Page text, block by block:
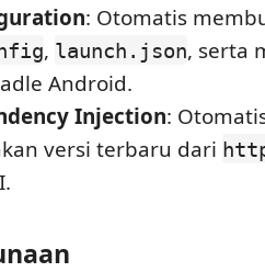
: Otomatis
, launch.json, serta
Android.
Injection:
versi terbaru dari